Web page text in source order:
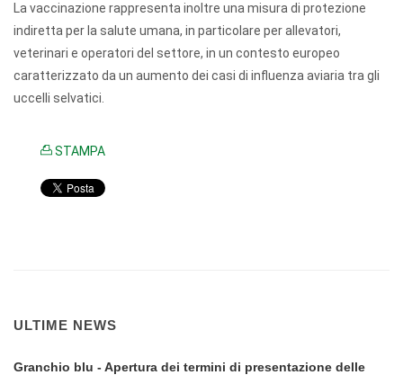
La vaccinazione rappresenta inoltre una misura di protezione
indiretta per la salute umana, in particolare per allevatori,
veterinari e operatori del settore, in un contesto europeo
caratterizzato da un aumento dei casi di influenza aviaria tra gli
uccelli selvatici.
STAMPA
ULTIME NEWS
Granchio blu - Apertura dei termini di presentazione delle